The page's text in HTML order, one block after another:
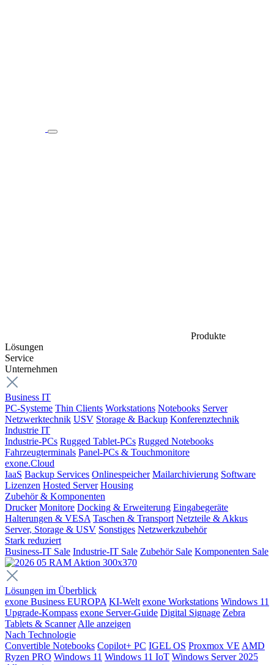
Produkte
Lösungen
Service
Unternehmen
Business IT
PC-Systeme Thin Clients Workstations Notebooks Server
Netzwerktechnik USV Storage & Backup Konferenztechnik
Industrie IT
Industrie-PCs Rugged Tablet-PCs Rugged Notebooks
Fahrzeugterminals Panel-PCs & Touchmonitore
exone.Cloud
IaaS Backup Services Onlinespeicher Mailarchivierung Software
Lizenzen Hosted Server Housing
Zubehör & Komponenten
Drucker Monitore Docking & Erweiterung Eingabegeräte
Halterungen & VESA Taschen & Transport Netzteile & Akkus
Server, Storage & USV Sonstiges Netzwerkzubehör
Stark reduziert
Business-IT Sale Industrie-IT Sale Zubehör Sale Komponenten Sale
Lösungen im Überblick
exone Business EUROPA KI-Welt exone Workstations Windows 11
Upgrade-Kompass exone Server-Guide Digital Signage Zebra
Tablets & Scanner Alle anzeigen
Nach Technologie
Convertible Notebooks Copilot+ PC IGEL OS Proxmox VE AMD
Ryzen PRO Windows 11 Windows 11 IoT Windows Server 2025